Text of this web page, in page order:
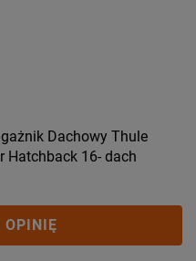
Dachowy Thule
Hatchback 16- dach
OPINIĘ